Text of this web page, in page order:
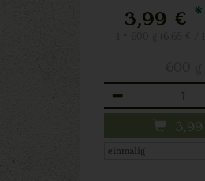
3,99 € *
Anzahl
3,99